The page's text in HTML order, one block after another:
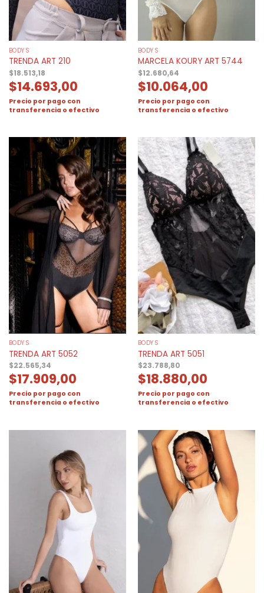
BODYS
TRENDA ART 210
$18.513,18
$14.693,00
Precio por pago con
transferencia o efectivo
BODYS
MARCELA KOURY ART 5744
$12.680,64
$10.064,00
Precio por pago con
transferencia o efectivo
BODYS
TRENDA ART 5052
$22.565,34
$17.909,00
Precio por pago con
transferencia o efectivo
BODYS
TRENDA ART 5051
$23.788,80
$18.880,00
Precio por pago con
transferencia o efectivo